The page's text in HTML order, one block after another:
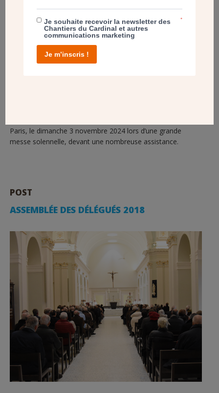
Paris, le dimanche 3 novembre 2024 lors d’une grande
messe solennelle, devant une nombreuse assistance.
POST
ASSEMBLÉE DES DÉLÉGUÉS 2018
Je souhaite recevoir la newsletter des
Chantiers du Cardinal et autres
communications marketing
*
Je m’inscris !